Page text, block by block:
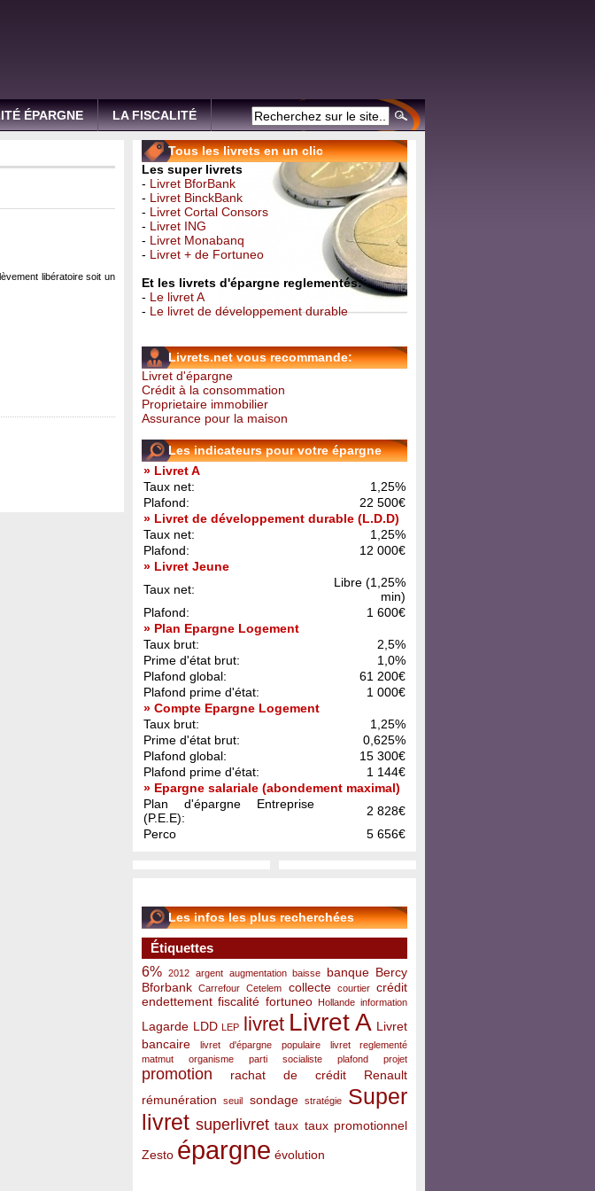
ÉPARGNE LA FISCALITÉ
libératoire soit un
Tous les livrets en un clic
Les super livrets
- Livret BforBank
- Livret BinckBank
- Livret Cortal Consors
- Livret ING
- Livret Monabanq
- Livret + de Fortuneo
Et les livrets d'épargne reglementés:
- Le livret A
- Le livret de développement durable
Livrets.net vous recommande:
Livret d'épargne
Crédit à la consommation
Proprietaire immobilier
Assurance pour la maison
Les indicateurs pour votre épargne
» Livret A
Taux net:
1,25%
Plafond:
22 500€
» Livret de développement durable (L.D.D)
Taux net:
1,25%
Plafond:
12 000€
» Livret Jeune
Taux net:
Libre (1,25%
min)
Plafond:
1 600€
» Plan Epargne Logement
Taux brut:
2,5%
Prime d'état brut:
1,0%
Plafond global:
61 200€
Plafond prime d'état:
1 000€
» Compte Epargne Logement
Taux brut:
1,25%
Prime d'état brut:
0,625%
Plafond global:
15 300€
Plafond prime d'état:
1 144€
» Epargne salariale (abondement maximal)
Plan d'épargne Entreprise
(P.E.E):
2 828€
Perco
5 656€
Les infos les plus recherchées
Étiquettes
6% 2012 argent augmentation baisse banque Bercy
Bforbank
Carrefour Cetelem collecte courtier
crédit
endettement fiscalité fortuneo Hollande information
Lagarde LDD LEP livret Livret A Livret
bancaire
livret d'épargne populaire
livret reglementé
matmut
organisme parti socialiste plafond projet
promotion rachat de crédit
Renault
rémunération
seuil sondage stratégie
Super
livret superlivret taux taux promotionnel
Zesto épargne évolution